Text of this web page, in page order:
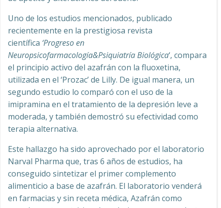
Uno de los estudios mencionados, publicado
recientemente en la prestigiosa revista
científica ‘Progreso en
Neuropsicofarmacología&Psiquiatría Biológica‘, compara
el principio activo del azafrán con la fluoxetina,
utilizada en el ‘Prozac’ de Lilly. De igual manera, un
segundo estudio lo comparó con el uso de la
imipramina en el tratamiento de la depresión leve a
moderada, y también demostró su efectividad como
terapia alternativa.
Este hallazgo ha sido aprovechado por el laboratorio
Narval Pharma que, tras 6 años de estudios, ha
conseguido sintetizar el primer complemento
alimenticio a base de azafrán. El laboratorio venderá
en farmacias y sin receta médica, Azafrán como